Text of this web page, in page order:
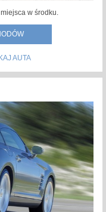
w środku.
AUTA